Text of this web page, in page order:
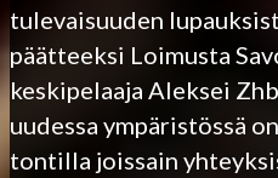
tulevaisuuden
päätteeksi Loimusta
keskipelaaja Aleksei
uudessa ympäristössä
tontilla joissain